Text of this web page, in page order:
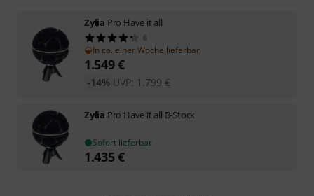
Zylia Pro Have it all
6
In ca. einer Woche lieferbar
1.549€
UVP: 1.799 €
-14%
Zylia Pro Have it all B-Stock
Sofort lieferbar
1.435€